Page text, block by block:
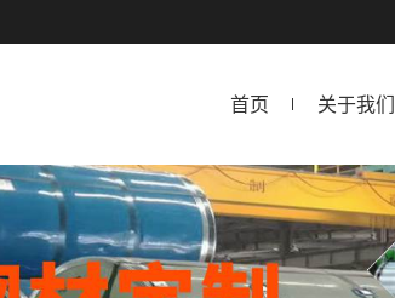
首页 关于我们